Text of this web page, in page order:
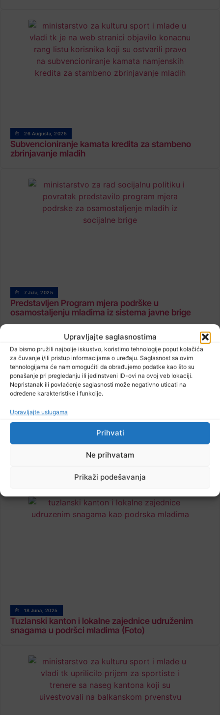
Upravljajte saglasnostima
Da bismo pružili najbolje iskustvo, koristimo tehnologije poput kolačića
za čuvanje i/ili pristup informacijama o uređaju. Saglasnost sa ovim
tehnologijama će nam omogućiti da obrađujemo podatke kao što su
ponašanje pri pregledanju ili jedinstveni ID-ovi na ovoj veb lokaciji.
Nepristanak ili povlačenje saglasnosti može negativno uticati na
određene karakteristike i funkcije.
Upravljajte uslugama
Prihvati
Ne prihvatam
Prikaži podešavanja
26 Augusta, 2025
Subvencioniranje kamata kredita za stambeno
zbrinjavanje mladih
7 Jula, 2025
Predstavljen Program mjera podrške u
osamostaljenju mladima iz sistema javne brige
Sutra u Tuzli okrugli sto na temu predstavljanje
18 Juna, 2025
Tuzlanski kanton i lokalne zajednice udruženim
snagama u podršci mladima (Foto)